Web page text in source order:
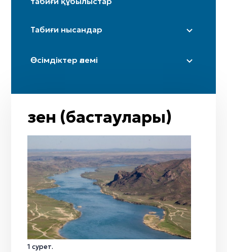
Күн
Таңсәрі
Күн күркіреуі мен найзағай
Кемпірқосақ
Жаңбыр
Жел
Мизан көк
Бесқонақ
Бөрісырғақ
Наурыз
Амал
Қымыз мұрындық
Табиғи нысандар
Үңгір
Өзен (бастаулары)
Жол / жол қиылысы
Өсімдіктер әлемі
Шынар
Тобылғы
Қайың
Адыраспан
Арша
Селеу
Жусан
Қызғалдақ
Өзен (бастаулары)
1 сурет.